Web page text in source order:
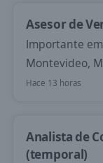
Asesor de
Importante
Montevideo,
Hace 13 horas
Analista de
(temporal)